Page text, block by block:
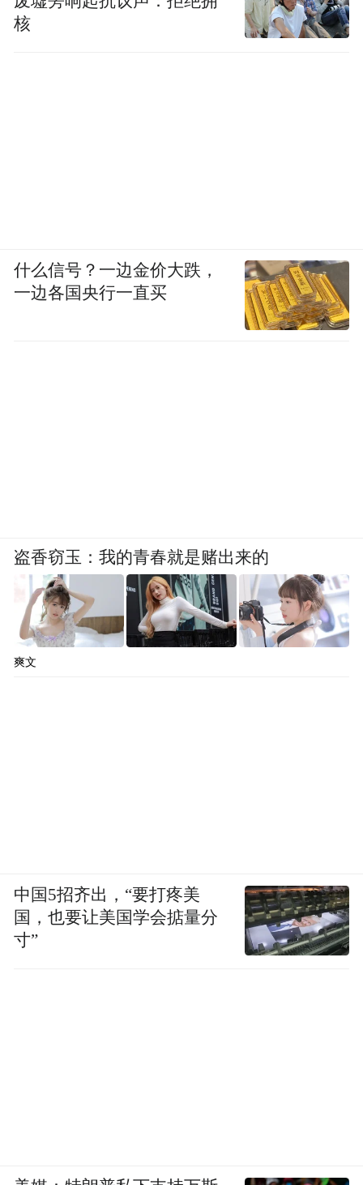
核
什么信号？一边金价大跌，
一边各国央行一直买
盗香窃玉：我的青春就是赌出来的
爽文
中国5招齐出，“要打疼美
国，也要让美国学会掂量分
寸”